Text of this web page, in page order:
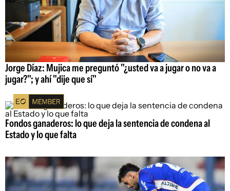
Jorge Díaz: Mujica me preguntó "¿usted va a jugar o no va a
jugar?"; y ahí "dije que sí"
Fondos ganaderos: lo que deja la sentencia de condena al
Estado y lo que falta